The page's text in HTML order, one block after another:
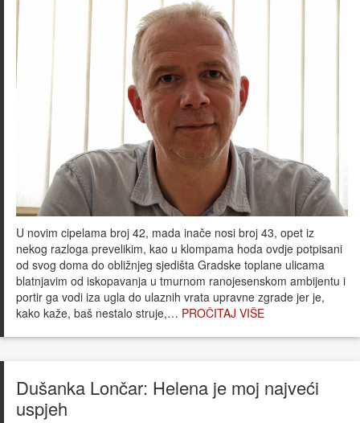
U novim cipelama broj 42, mada inače nosi broj 43, opet iz
nekog razloga prevelikim, kao u klompama hoda ovdje potpisani
od svog doma do obližnjeg sjedišta Gradske toplane ulicama
blatnjavim od iskopavanja u tmurnom ranojesenskom ambijentu i
portir ga vodi iza ugla do ulaznih vrata upravne zgrade jer je,
kako kaže, baš nestalo struje,… PROČITAJ VIŠE
Dušanka Lončar: Helena je moj najveći
uspjeh